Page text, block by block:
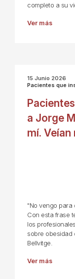
completo a su
Ver más
15 Junio 2026
Pacientes que
a Jorge
mí. Veían
"No vengo para
Con esta frase
los
sobre obesidad
Bellvitge.
Ver más